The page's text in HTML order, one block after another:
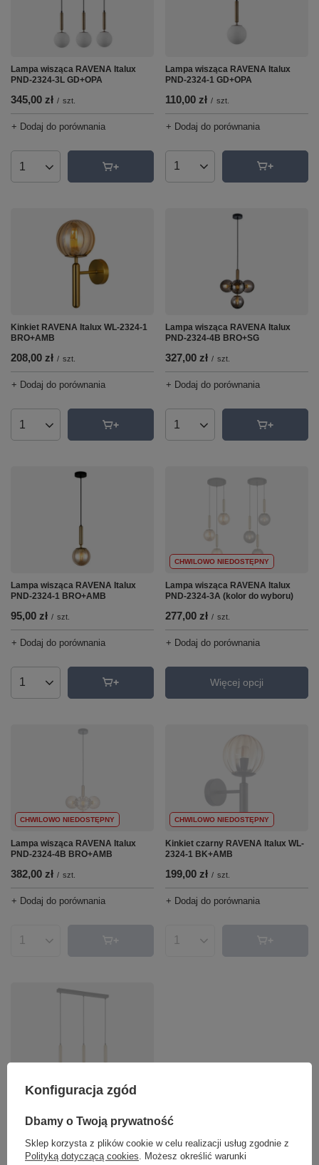
Lampa wisząca RAVENA Italux
PND-2324-3L GD+OPA
345,00 zł / szt.
+ Dodaj do porównania
Ilość produktów
Lampa wisząca RAVENA Italux
PND-2324-1 GD+OPA
110,00 zł / szt.
+ Dodaj do porównania
Ilość produktów
Kinkiet RAVENA Italux WL-2324-1
BRO+AMB
208,00 zł / szt.
+ Dodaj do porównania
Ilość produktów
Lampa wisząca RAVENA Italux
PND-2324-4B BRO+SG
327,00 zł / szt.
+ Dodaj do porównania
Ilość produktów
Lampa wisząca RAVENA Italux
PND-2324-1 BRO+AMB
95,00 zł / szt.
+ Dodaj do porównania
Ilość produktów
CHWILOWO NIEDOSTĘPNY
Lampa wisząca RAVENA Italux
PND-2324-3A (kolor do wyboru)
277,00 zł / szt.
+ Dodaj do porównania
Więcej opcji
CHWILOWO NIEDOSTĘPNY
Lampa wisząca RAVENA Italux
PND-2324-4B BRO+AMB
382,00 zł / szt.
+ Dodaj do porównania
Ilość produktów
CHWILOWO NIEDOSTĘPNY
Kinkiet czarny RAVENA Italux WL-
2324-1 BK+AMB
199,00 zł / szt.
+ Dodaj do porównania
Ilość produktów
+ Dodaj do porównania
Konfiguracja zgód
Dbamy o Twoją prywatność
Sklep korzysta z plików cookie w celu realizacji usług zgodnie z
Polityką dotyczącą cookies. Możesz określić warunki